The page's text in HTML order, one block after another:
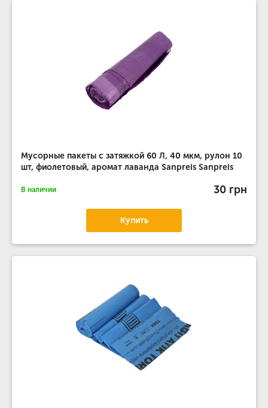
Мусорные пакеты с затяжкой 60 Л, 40 мкм, рулон 10
шт, фиолетовый, аромат лаванда Sanpreis Sanpreis
В наличии 30 грн
Купить